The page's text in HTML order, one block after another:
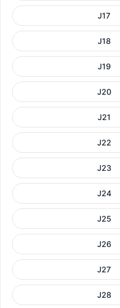
J17
J18
J19
J20
J21
J22
J23
J24
J25
J26
J27
J28